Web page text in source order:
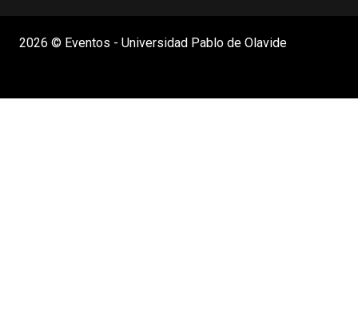
2026 © Eventos - Universidad Pablo de Olavide